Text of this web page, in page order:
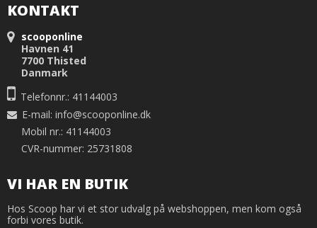
KONTAKT
scooponline
Havnen 41
7700 Thisted
Danmark
Telefonnr.: 41144003
E-mail: info@scooponline.dk
Mobil nr.: 41144003
CVR-nummer: 25731808
VI HAR EN BUTIK
Hos Scoop har vi et stor udvalg på webshoppen, men kom også
forbi vores butik.